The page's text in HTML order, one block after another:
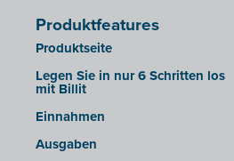
Produktfeatures
Produktseite
Legen Sie in nur 6 Schritten los
mit Billit
Einnahmen
Ausgaben